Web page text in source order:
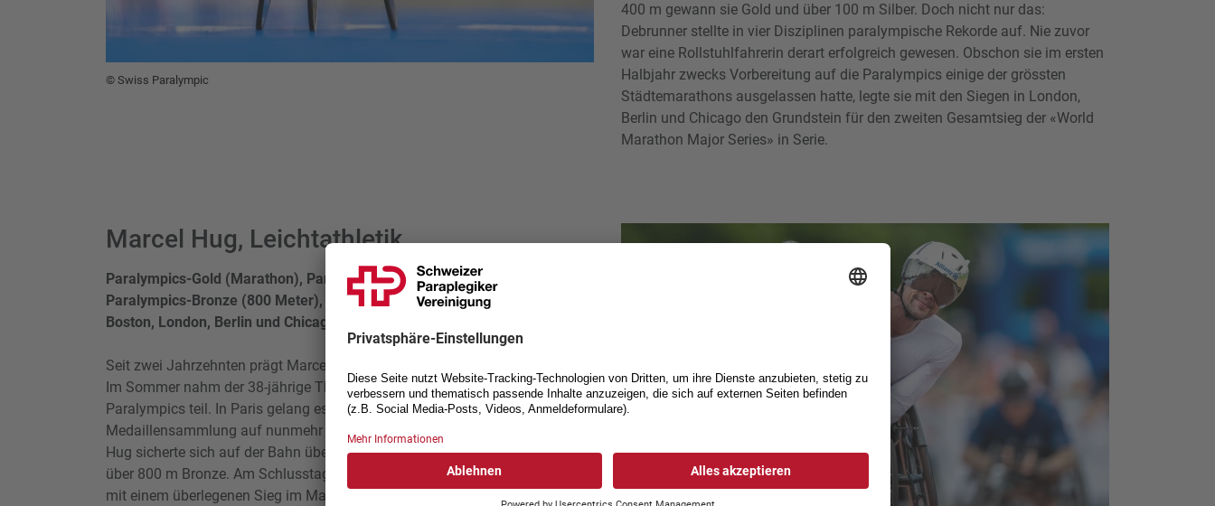
© Swiss Paralympic
400 m gewann sie Gold und über 100 m Silber. Doch nicht nur das:
Debrunner stellte in vier Disziplinen paralympische Rekorde auf. Nie zuvor
war eine Rollstuhlfahrerin derart erfolgreich gewesen. Obschon sie im ersten
Halbjahr zwecks Vorbereitung auf die Paralympics einige der grössten
Städtemarathons ausgelassen hatte, legte sie mit den Siegen in London,
Berlin und Chicago den Grundstein für den zweiten Gesamtsieg der «World
Marathon Major Series» in Serie.
Marcel Hug, Leichtathletik
Paralympics-Gold (Marathon), Paralympics-Silber (1500 und 5000 Meter),
Paralympics-Bronze (800 Meter), Marathon-Siege in New York (2023) in
Boston, London, Berlin und Chicago
Seit zwei Jahrzehnten prägt Marcel Hug die Leichtathletik im Rollstuhlsport.
Im Sommer nahm der 38-jährige Thurgauer zum sechsten Mal an
Paralympics teil. In Paris gelang es ihm, seine umfangreiche
Medaillensammlung auf nunmehr 16 paralympische Plaketten zu erweitern.
Hug sicherte sich auf der Bahn über 5000 m und 1500 m Silber und gewann
über 800 m Bronze. Am Schlusstag setzte der Mann mit dem silbernen Helm
mit einem überlegenen Sieg im Marathon seinen goldenen Schlusspunkt. In